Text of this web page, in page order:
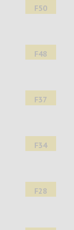
F50
F48
F37
F34
F28